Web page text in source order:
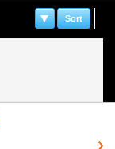
Sort